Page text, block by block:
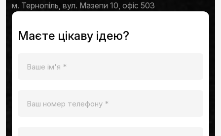
м. Тернопіль, вул. Мазепи 10, офіс 503
Маєте цікаву ідею?